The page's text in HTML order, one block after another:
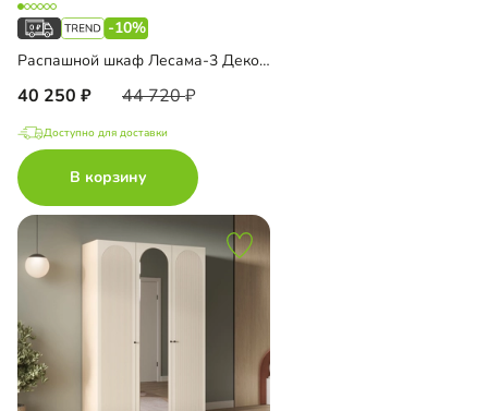
-10%
Распашной шкаф Лесама-3 Декор 5
40 250 44 720
Доступно для доставки
В корзину